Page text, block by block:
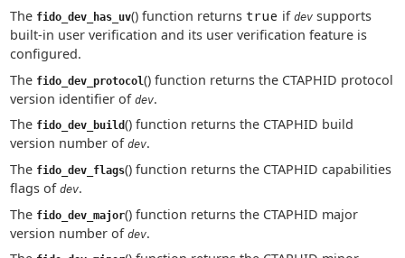
The fido_dev_has_uv() function returns true if devsupports
built-in user verification and its user verification feature is
configured.
The fido_dev_protocol() function returns the CTAPHID protocol
version identifier of dev.
The fido_dev_build() function returns the CTAPHID build
version number of dev.
The fido_dev_flags() function returns the CTAPHID capabilities
flags of dev.
The fido_dev_major() function returns the CTAPHID major
version number of dev.